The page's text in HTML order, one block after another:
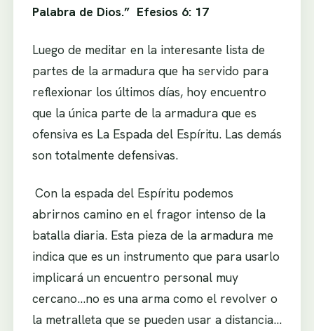
Palabra de Dios.” Efesios 6: 17
Luego de meditar en la interesante lista de
partes de la armadura que ha servido para
reflexionar los últimos días, hoy encuentro
que la única parte de la armadura que es
ofensiva es La Espada del Espíritu. Las demás
son totalmente defensivas.
Con la espada del Espíritu podemos
abrirnos camino en el fragor intenso de la
batalla diaria. Esta pieza de la armadura me
indica que es un instrumento que para usarlo
implicará un encuentro personal muy
cercano…no es una arma como el revolver o
la metralleta que se pueden usar a distancia…